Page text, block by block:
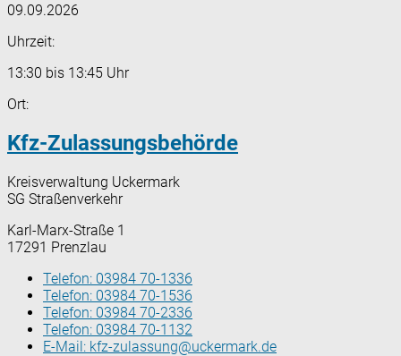
09.09.2026
Uhrzeit:
13:30 bis 13:45 Uhr
Ort:
Kfz-Zulassungsbehörde
Kreisverwaltung Uckermark
SG Straßenverkehr
Karl-Marx-Straße 1
17291 Prenzlau
Telefon: 03984 70-1336
Telefon: 03984 70-1536
Telefon: 03984 70-2336
Telefon: 03984 70-1132
E-Mail: kfz-zulassung@uckermark.de